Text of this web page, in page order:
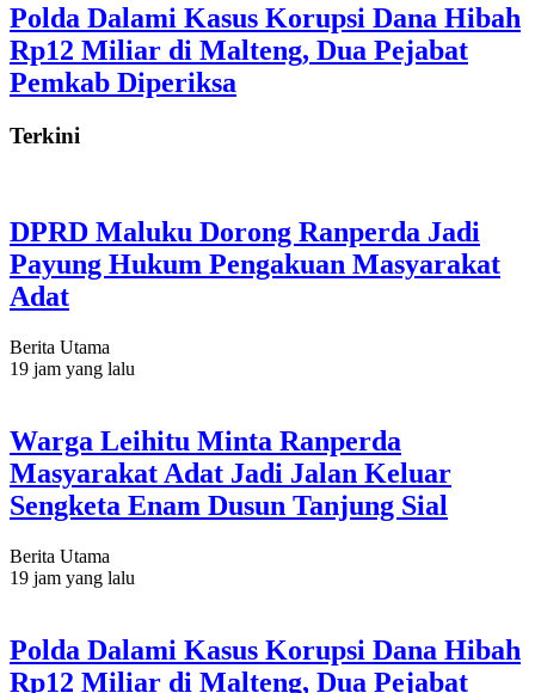
Polda Dalami Kasus Korupsi Dana Hibah
Rp12 Miliar di Malteng, Dua Pejabat
Pemkab Diperiksa
Terkini
DPRD Maluku Dorong Ranperda Jadi
Payung Hukum Pengakuan Masyarakat
Adat
Berita Utama
19 jam yang lalu
Warga Leihitu Minta Ranperda
Masyarakat Adat Jadi Jalan Keluar
Sengketa Enam Dusun Tanjung Sial
Berita Utama
19 jam yang lalu
Polda Dalami Kasus Korupsi Dana Hibah
Rp12 Miliar di Malteng, Dua Pejabat